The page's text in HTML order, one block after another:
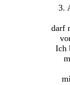
3.
darf
Ich